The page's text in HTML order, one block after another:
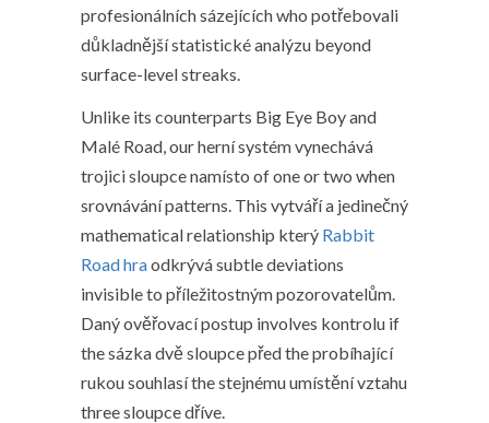
profesionálních sázejících who potřebovali
důkladnější statistické analýzu beyond
surface-level streaks.
Unlike its counterparts Big Eye Boy and
Malé Road, our herní systém vynechává
trojici sloupce namísto of one or two when
srovnávání patterns. This vytváří a jedinečný
mathematical relationship který Rabbit
Road hraodkrývá subtle deviations
invisible to příležitostným pozorovatelům.
Daný ověřovací postup involves kontrolu if
the sázka dvě sloupce před the probíhající
rukou souhlasí the stejnému umístění vztahu
three sloupce dříve.